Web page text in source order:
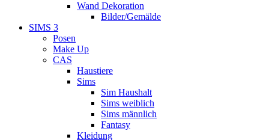
Wand Dekoration
Bilder/Gemälde
SIMS 3
Posen
Make Up
CAS
Haustiere
Sims
Sim Haushalt
Sims weiblich
Sims männlich
Fantasy
Kleidung